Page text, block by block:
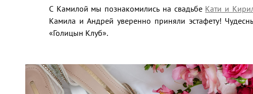
С Камилой мы познакомились на свадьбе Кати и
Камила и Андрей уверенно приняли эстафету!
«Голицын Клуб».